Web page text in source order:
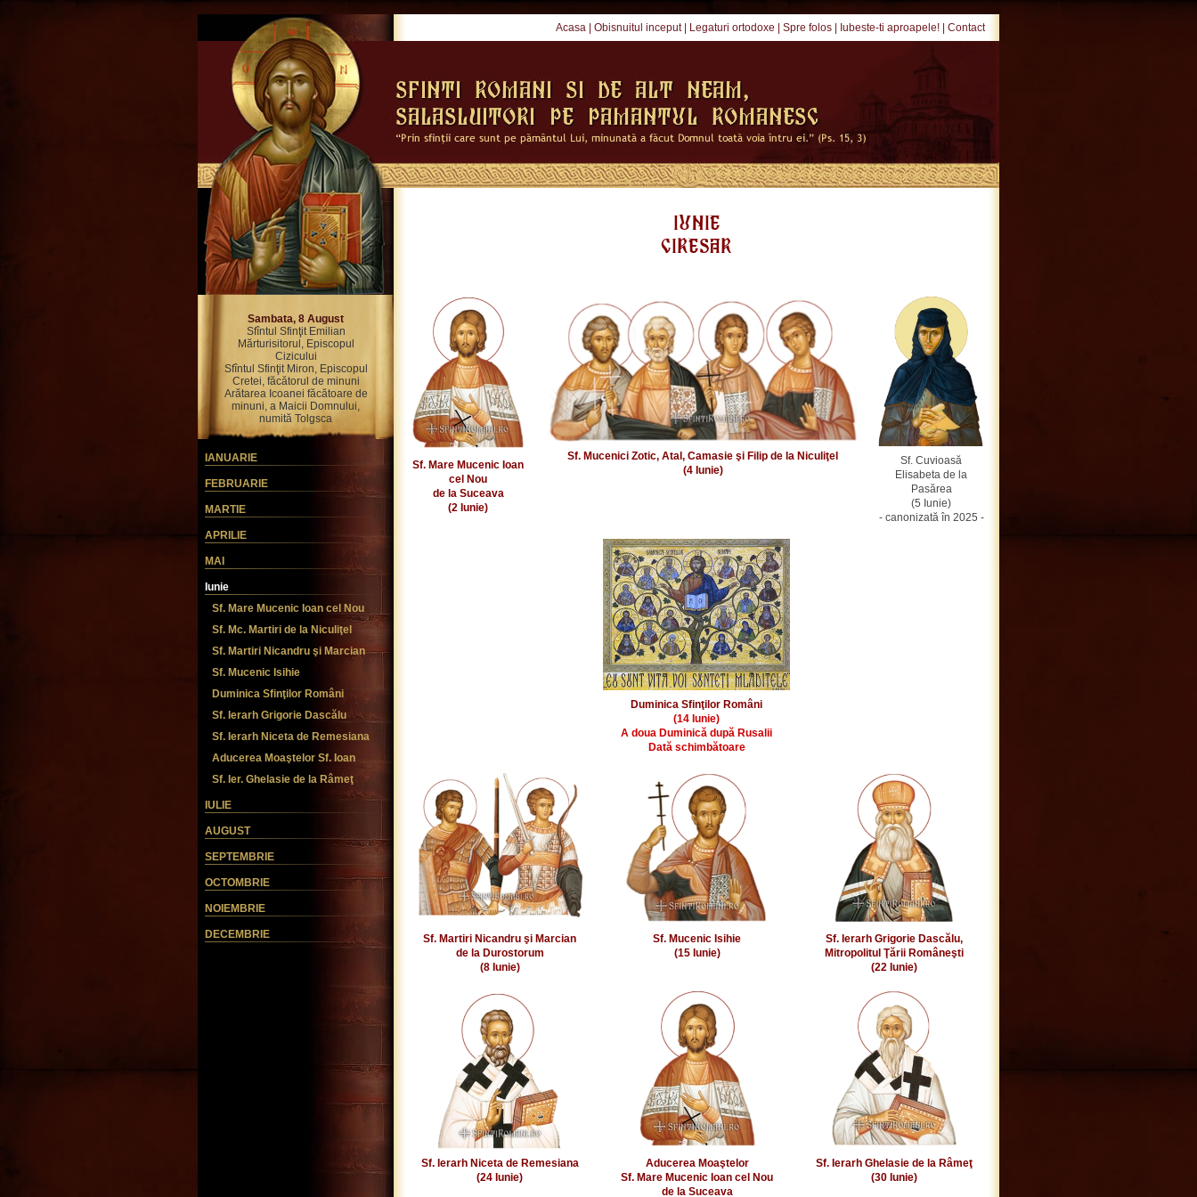
Acasa Obisnuitul inceput| Legaturi ortodoxe Spre folos Iubeste-ti aproapele! Contact
Sambata, 8 August
Sfîntul Sfinţit Emilian
Mărturisitorul, Episcopul
Cizicului
Sfîntul Sfinţit Miron, Episcopul
Cretei, făcătorul de minuni
Arătarea Icoanei făcătoare de
minuni, a Maicii Domnului,
numită Tolgsca
IANUARIE
FEBRUARIE
MARTIE
APRILIE
MAI
Iunie
Sf. Mare Mucenic Ioan cel Nou
Sf. Mc. Martiri de la Niculiţel
Sf. Martiri Nicandru şi Marcian
Sf. Mucenic Isihie
Duminica Sfinţilor Români
Sf. Ierarh Grigorie Dascălu
Sf. Ierarh Niceta de Remesiana
Aducerea Moaştelor Sf. Ioan
Sf. Ier. Ghelasie de la Râmeţ
IULIE
AUGUST
SEPTEMBRIE
OCTOMBRIE
NOIEMBRIE
DECEMBRIE
iunie
ciresar
Sf. Mare Mucenic Ioan
cel Nou
de la Suceava
(2 Iunie)
Sf. Mucenici Zotic, Atal, Camasie şi Filip de la Niculiţel
(4 Iunie)
Sf. Cuvioasă
Elisabeta de la
Pasărea
(5 Iunie)
- canonizată în 2025 -
Duminica Sfinţilor Români
(14 Iunie)
A doua Duminică după Rusalii
Dată schimbătoare
Sf. Martiri Nicandru şi Marcian
de la Durostorum
(8 Iunie)
Sf. Mucenic Isihie
(15 Iunie)
Sf. Ierarh Grigorie Dascălu,
Mitropolitul Ţării Româneşti
(22 Iunie)
Sf. Ierarh Niceta de Remesiana
(24 Iunie)
Aducerea Moaştelor
Sf. Mare Mucenic Ioan cel Nou
de la Suceava
Sf. Ierarh Ghelasie de la Râmeţ
(30 Iunie)